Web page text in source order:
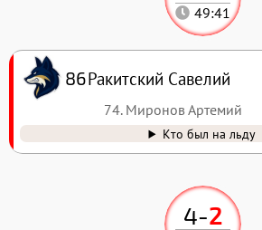
4-2
49:41
86Ракитский Савелий
74. Миронов Артемий
Кто был на льду